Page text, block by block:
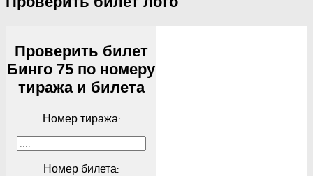
Проверить билет
Бинго 75 по номеру
тиража и билета
Номер тиража:
Номер билета: